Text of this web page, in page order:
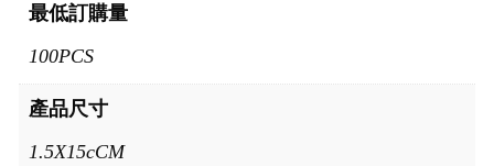
最低訂購量
100PCS
產品尺寸
1.5X15cCM